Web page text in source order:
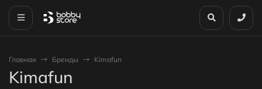
Главная Бренды Kimafun
Kimafun